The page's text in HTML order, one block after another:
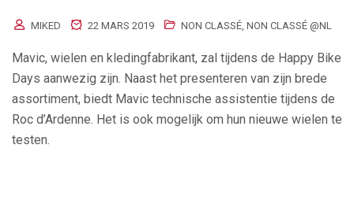
MIKED 22 MARS 2019 NON CLASSÉ, NON CLASSÉ @NL
Mavic, wielen en kledingfabrikant, zal tijdens de Happy Bike
Days aanwezig zijn. Naast het presenteren van zijn brede
assortiment, biedt Mavic technische assistentie tijdens de
Roc d’Ardenne. Het is ook mogelijk om hun nieuwe wielen te
testen.